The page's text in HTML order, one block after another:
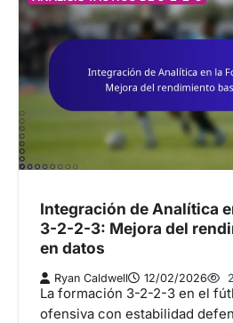
Integración de Analítica
3-2-2-3: Mejora del
en datos
Ryan Caldwell 12/02/2026
La formación 3-2-2-3 en el
ofensiva con estabilidad